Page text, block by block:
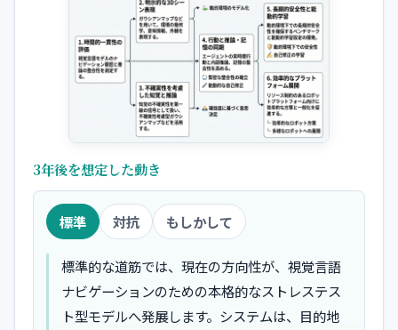
3年後を想定した動き
標準 対抗 もしかして
標準的な道筋では、現在の方向性が、視覚言語
ナビゲーションのための本格的なストレステス
ト型モデルへ発展します。システムは、目的地